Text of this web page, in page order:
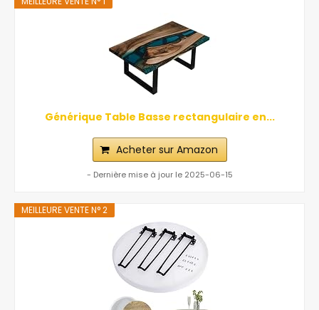
Générique Table Basse rectangulaire en...
Acheter sur Amazon
- Dernière mise à jour le 2025-06-15
MEILLEURE VENTE N° 2